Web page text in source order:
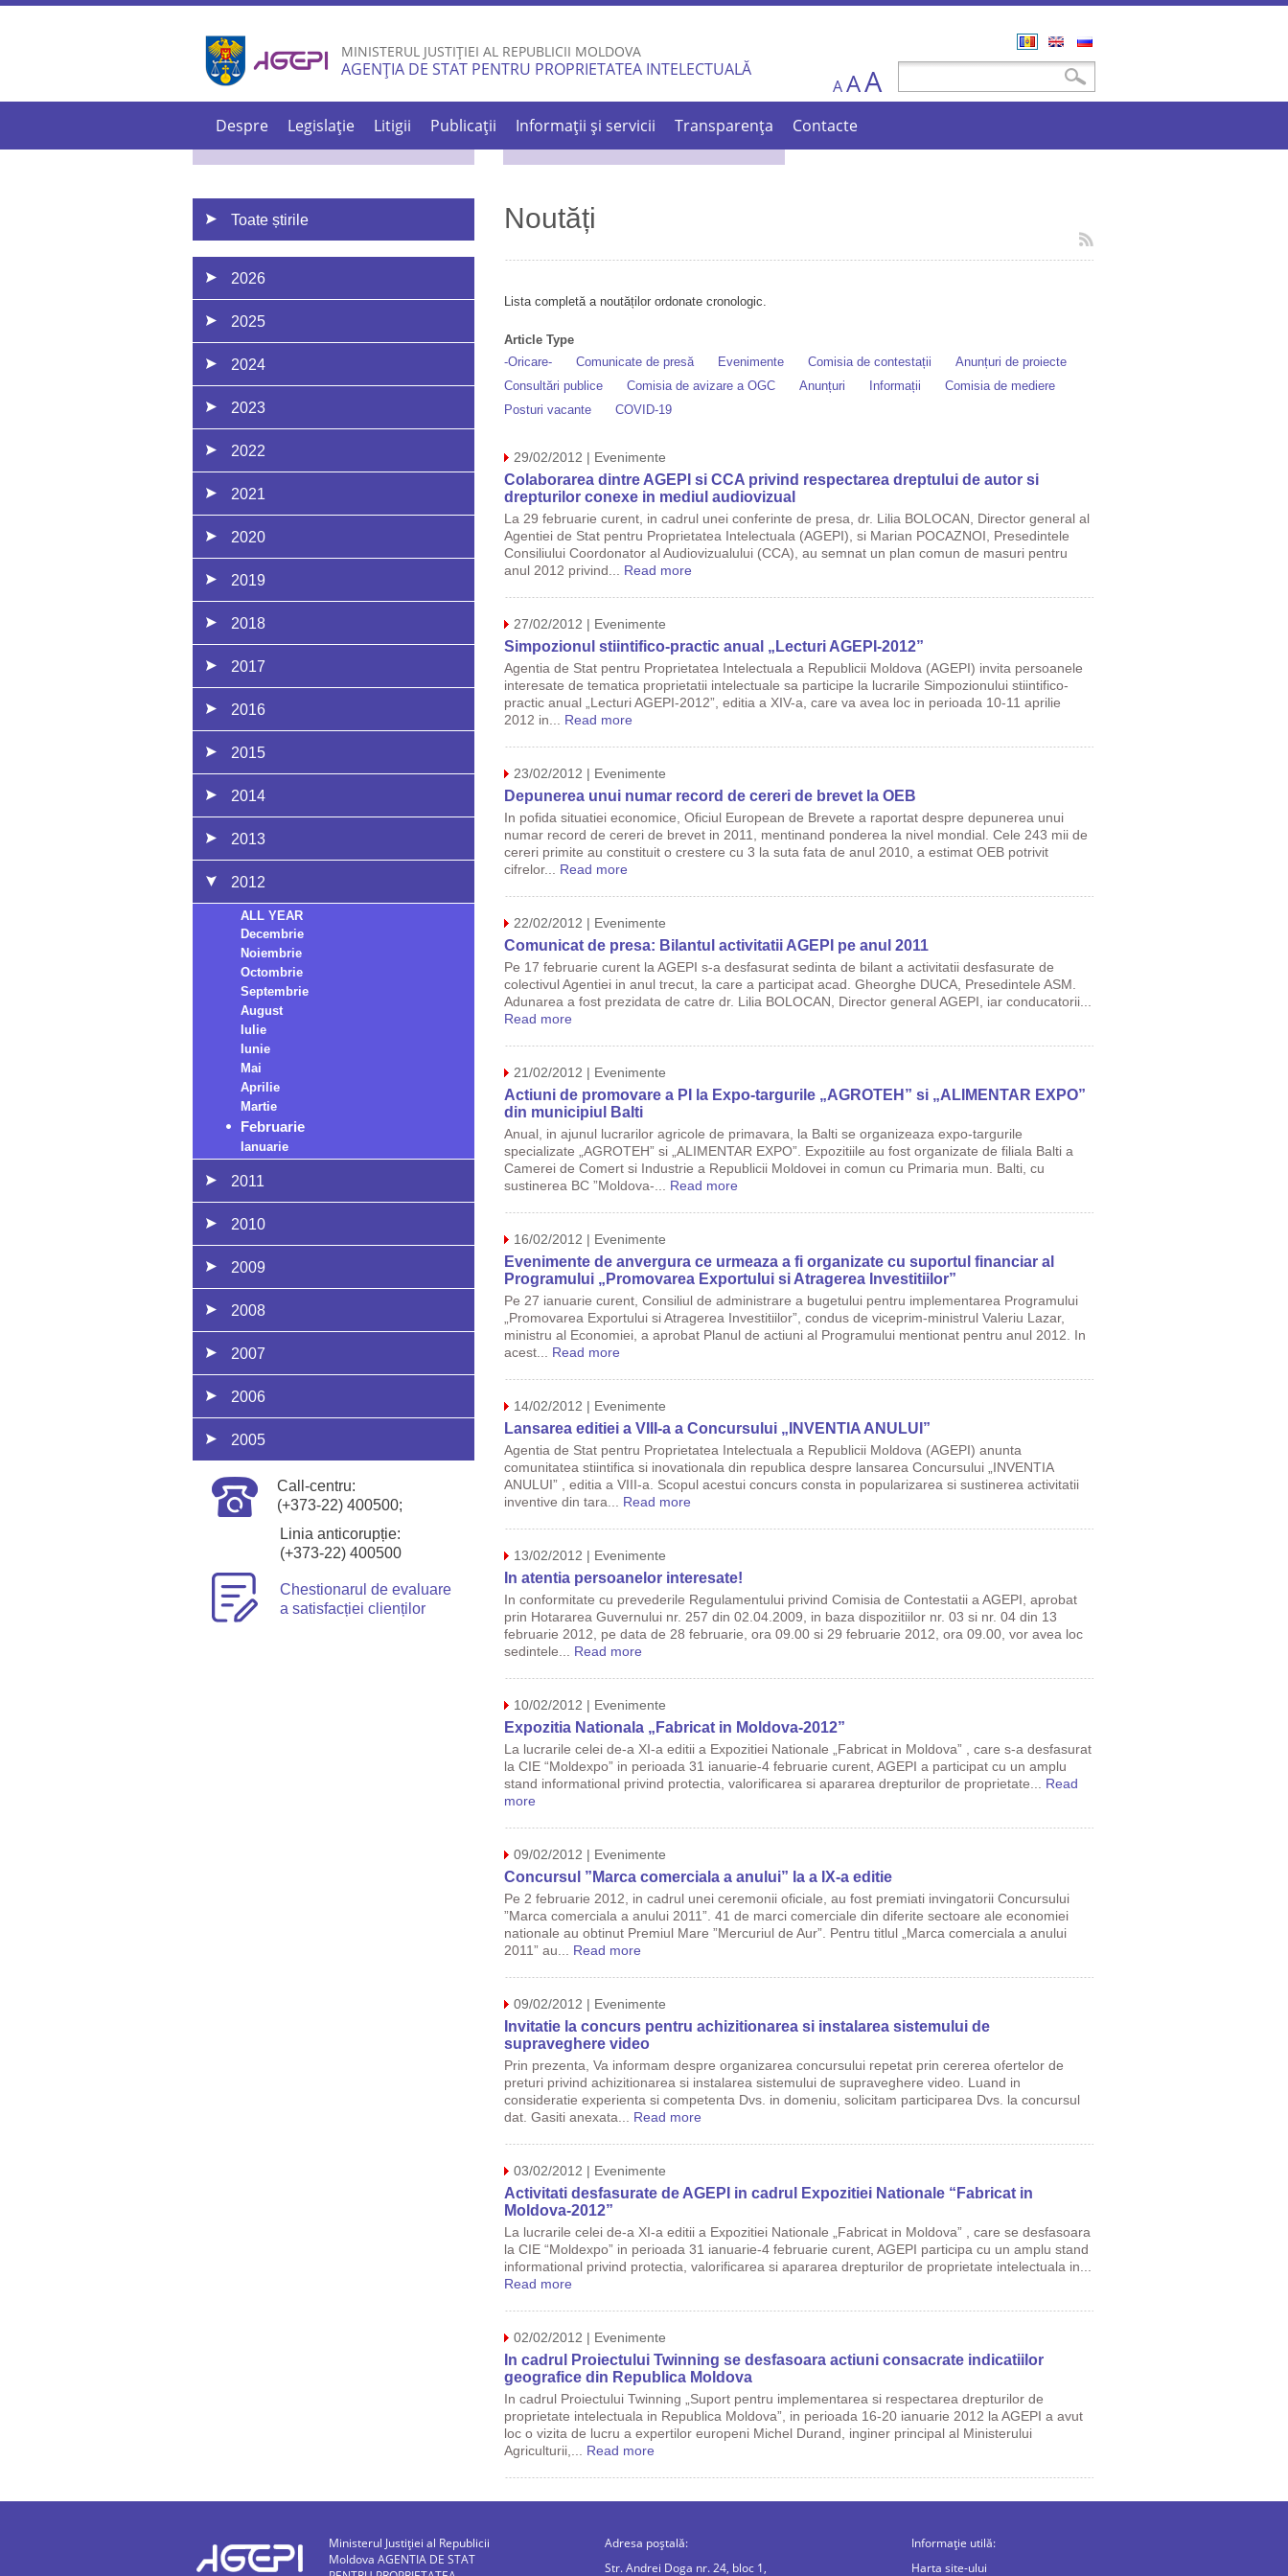
Skip to
content
MINISTERUL JUSTIȚIEI AL REPUBLICII MOLDOVA
AGENȚIA DE STAT PENTRU PROPRIETATEA INTELECTUALĂ Căutare
A AA
Despre Legislație Litigii Publicații Informații și servicii Transparența Contacte
Toate știrile
2026
2025
2024
2023
2022
2021
2020
2019
2018
2017
2016
2015
2014
2013
2012
ALL YEAR
Decembrie
Noiembrie
Octombrie
Septembrie
August
Iulie
Iunie
Mai
Aprilie
Martie
Februarie
Ianuarie
2011
2010
2009
2008
2007
2006
2005
Call-centru:
(+373-22) 400500;
Linia anticorupție:
(+373-22) 400500
Chestionarul de evaluare
a satisfacției clienților
Noutăți
Lista completă a noutăților ordonate cronologic.
Article Type
-Oricare-
Comunicate de presă Evenimente Comisia de contestații
Anunțuri de proiecte
Consultări publice
Comisia de avizare a OGC Anunțuri Informații
Comisia de mediere
Posturi vacante
COVID-19
29/02/2012 | Evenimente
Colaborarea dintre AGEPI si CCA privind respectarea dreptului de autor si
drepturilor conexe in mediul audiovizual
La 29 februarie curent, in cadrul unei conferinte de presa, dr. Lilia BOLOCAN, Director general al
Agentiei de Stat pentru Proprietatea Intelectuala (AGEPI), si Marian POCAZNOI, Presedintele
Consiliului Coordonator al Audiovizualului (CCA), au semnat un plan comun de masuri pentru
anul 2012 privind... Read more
27/02/2012 | Evenimente
Simpozionul stiintifico-practic anual „Lecturi AGEPI-2012”
Agentia de Stat pentru Proprietatea Intelectuala a Republicii Moldova (AGEPI) invita persoanele
interesate de tematica proprietatii intelectuale sa participe la lucrarile Simpozionului stiintifico-
practic anual „Lecturi AGEPI-2012”, editia a XIV-a, care va avea loc in perioada 10-11 aprilie
2012 in... Read more
23/02/2012 | Evenimente
Depunerea unui numar record de cereri de brevet la OEB
In pofida situatiei economice, Oficiul European de Brevete a raportat despre depunerea unui
numar record de cereri de brevet in 2011, mentinand ponderea la nivel mondial. Cele 243 mii de
cereri primite au constituit o crestere cu 3 la suta fata de anul 2010, a estimat OEB potrivit
cifrelor... Read more
22/02/2012 | Evenimente
Comunicat de presa: Bilantul activitatii AGEPI pe anul 2011
Pe 17 februarie curent la AGEPI s-a desfasurat sedinta de bilant a activitatii desfasurate de
colectivul Agentiei in anul trecut, la care a participat acad. Gheorghe DUCA, Presedintele ASM.
Adunarea a fost prezidata de catre dr. Lilia BOLOCAN, Director general AGEPI, iar conducatorii...
Read more
21/02/2012 | Evenimente
Actiuni de promovare a PI la Expo-targurile „AGROTEH” si „ALIMENTAR EXPO”
din municipiul Balti
Anual, in ajunul lucrarilor agricole de primavara, la Balti se organizeaza expo-targurile
specializate „AGROTEH” si „ALIMENTAR EXPO”. Expozitiile au fost organizate de filiala Balti a
Camerei de Comert si Industrie a Republicii Moldovei in comun cu Primaria mun. Balti, cu
sustinerea BC ”Moldova-... Read more
16/02/2012 | Evenimente
Evenimente de anvergura ce urmeaza a fi organizate cu suportul financiar al
Programului „Promovarea Exportului si Atragerea Investitiilor”
Pe 27 ianuarie curent, Consiliul de administrare a bugetului pentru implementarea Programului
„Promovarea Exportului si Atragerea Investitiilor”, condus de viceprim-ministrul Valeriu Lazar,
ministru al Economiei, a aprobat Planul de actiuni al Programului mentionat pentru anul 2012. In
acest... Read more
14/02/2012 | Evenimente
Lansarea editiei a VIII-a a Concursului „INVENTIA ANULUI”
Agentia de Stat pentru Proprietatea Intelectuala a Republicii Moldova (AGEPI) anunta
comunitatea stiintifica si inovationala din republica despre lansarea Concursului „INVENTIA
ANULUI” , editia a VIII-a. Scopul acestui concurs consta in popularizarea si sustinerea activitatii
inventive din tara... Read more
13/02/2012 | Evenimente
In atentia persoanelor interesate!
In conformitate cu prevederile Regulamentului privind Comisia de Contestatii a AGEPI, aprobat
prin Hotararea Guvernului nr. 257 din 02.04.2009, in baza dispozitiilor nr. 03 si nr. 04 din 13
februarie 2012, pe data de 28 februarie, ora 09.00 si 29 februarie 2012, ora 09.00, vor avea loc
sedintele... Read more
10/02/2012 | Evenimente
Expozitia Nationala „Fabricat in Moldova-2012”
La lucrarile celei de-a XI-a editii a Expozitiei Nationale „Fabricat in Moldova” , care s-a desfasurat
la CIE “Moldexpo” in perioada 31 ianuarie-4 februarie curent, AGEPI a participat cu un amplu
stand informational privind protectia, valorificarea si apararea drepturilor de proprietate... Read
more
09/02/2012 | Evenimente
Concursul ”Marca comerciala a anului” la a IX-a editie
Pe 2 februarie 2012, in cadrul unei ceremonii oficiale, au fost premiati invingatorii Concursului
”Marca comerciala a anului 2011”. 41 de marci comerciale din diferite sectoare ale economiei
nationale au obtinut Premiul Mare ”Mercuriul de Aur”. Pentru titlul „Marca comerciala a anului
2011” au... Read more
09/02/2012 | Evenimente
Invitatie la concurs pentru achizitionarea si instalarea sistemului de
supraveghere video
Prin prezenta, Va informam despre organizarea concursului repetat prin cererea ofertelor de
preturi privind achizitionarea si instalarea sistemului de supraveghere video. Luand in
consideratie experienta si competenta Dvs. in domeniu, solicitam participarea Dvs. la concursul
dat. Gasiti anexata... Read more
03/02/2012 | Evenimente
Activitati desfasurate de AGEPI in cadrul Expozitiei Nationale “Fabricat in
Moldova-2012”
La lucrarile celei de-a XI-a editii a Expozitiei Nationale „Fabricat in Moldova” , care se desfasoara
la CIE “Moldexpo” in perioada 31 ianuarie-4 februarie curent, AGEPI participa cu un amplu stand
informational privind protectia, valorificarea si apararea drepturilor de proprietate intelectuala in...
Read more
02/02/2012 | Evenimente
In cadrul Proiectului Twinning se desfasoara actiuni consacrate indicatiilor
geografice din Republica Moldova
In cadrul Proiectului Twinning „Suport pentru implementarea si respectarea drepturilor de
proprietate intelectuala in Republica Moldova”, in perioada 16-20 ianuarie 2012 la AGEPI a avut
loc o vizita de lucru a expertilor europeni Michel Durand, inginer principal al Ministerului
Agriculturii,... Read more
Ministerul Justiției al Republicii
Moldova AGENTIA DE STAT
Adresa poștală:
Str. Andrei Doga nr. 24, bloc 1,
Informație utilă:
Harta site-ului